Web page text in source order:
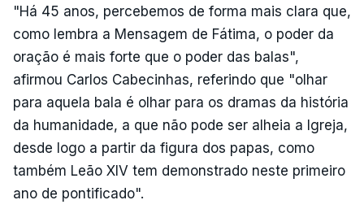
"Há 45 anos, percebemos de forma mais clara que,
como lembra a Mensagem de Fátima, o poder da
oração é mais forte que o poder das balas",
afirmou Carlos Cabecinhas, referindo que "olhar
para aquela bala é olhar para os dramas da história
da humanidade, a que não pode ser alheia a Igreja,
desde logo a partir da figura dos papas, como
também Leão XIV tem demonstrado neste primeiro
ano de pontificado".